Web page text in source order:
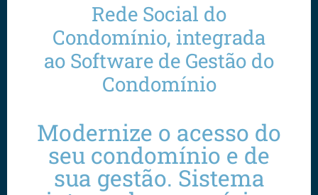
Rede Social do
Condomínio, integrada
ao Software de Gestão do
Condomínio
Modernize o acesso do
seu condomínio e de
sua gestão. Sistema